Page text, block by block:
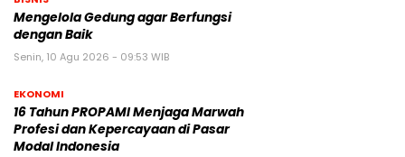
Mengelola Gedung agar Berfungsi
dengan Baik
Senin, 10 Agu 2026 - 09:53 WIB
EKONOMI
16 Tahun PROPAMI Menjaga Marwah
Profesi dan Kepercayaan di Pasar
Modal Indonesia